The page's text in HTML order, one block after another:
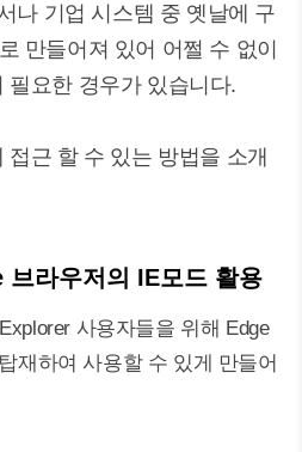
나 기업 시스템 중 옛날에 구
만들어져 있어 어쩔 수 없이
필요한 경우가 있습니다.
접근 할 수 있는 방법을 소개
라우저의 IE모드 활용
사용자들을 위해 Edge
재하여 사용할 수 있게 만들어